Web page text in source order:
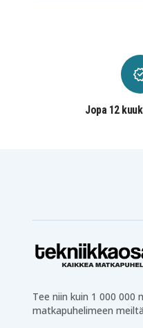
Jopa 12
Tee niin kuin 1 000 000
matkapuhelimeen